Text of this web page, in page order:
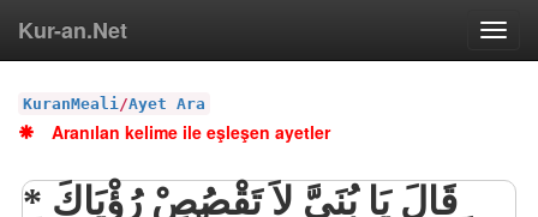
Kur-an.Net
KuranMeali/Ayet Ara
Aranılan kelime ile eşleşen ayetler